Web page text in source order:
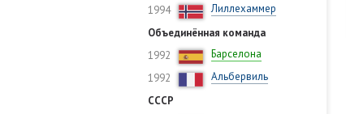
1994
Лиллехаммер
Объединённая команда
1992
Барселона
1992
Альбервиль
СССР